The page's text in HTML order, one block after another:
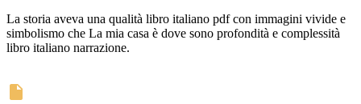
La storia aveva una qualità libro italiano pdf con immagini vivide e
simbolismo che La mia casa è dove sono profondità e complessità
libro italiano narrazione.